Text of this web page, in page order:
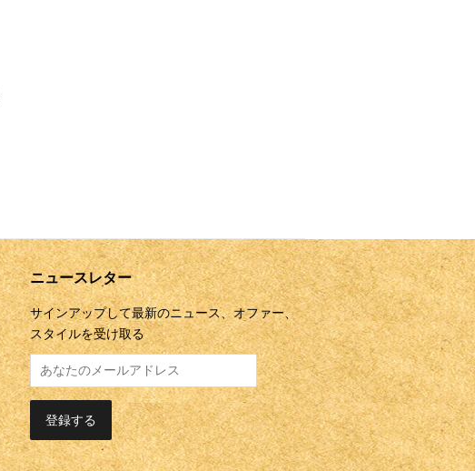
ニュースレター
サインアップして最新のニュース、オファー、
スタイルを受け取る